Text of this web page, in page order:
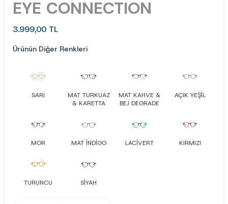
EYE CONNECTION
3.999,00 TL
Ürünün Diğer Renkleri
SARI
MAT TURKUAZ
& KARETTA
MAT KAHVE &
BEJ DEGRADE
AÇIK YEŞİL
MOR MAT İNDİGO LACİVERT KIRMIZI
TURUNCU SİYAH